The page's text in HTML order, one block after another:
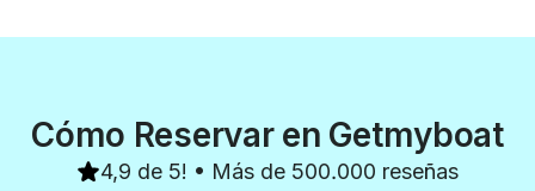
Cómo Reservar en Getmyboat
4,9 de 5! • Más de 500.000 reseñas